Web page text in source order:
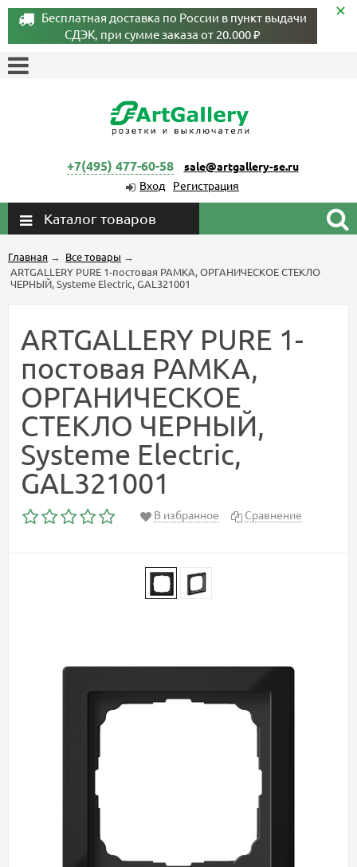
Бесплатная доставка по России в пункт выдачи
СДЭК, при сумме заказа от 20.000 ₽
+7(495) 477-60-58
sale@artgallery-se.ru
Вход
Регистрация
Каталог товаров
Главная → Все товары →
ARTGALLERY PURE 1-постовая РАМКА, ОРГАНИЧЕСКОЕ СТЕКЛО
ЧЕРНЫЙ, Systeme Electric, GAL321001
ARTGALLERY PURE 1-
постовая РАМКА,
ОРГАНИЧЕСКОЕ
СТЕКЛО ЧЕРНЫЙ,
Systeme Electric,
GAL321001
В избранное Сравнение